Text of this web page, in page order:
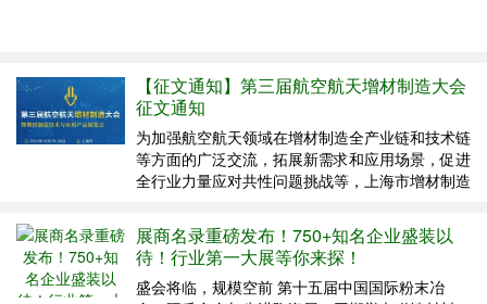
【征文通知】第三届航空航天增材制造大会
征文通知
为加强航空航天领域在增材制造全产业链和技术链
等方面的广泛交流，拓展新需求和应用场景，促进
全行业力量应对共性问题挑战等，上海市增材制造
航空航天增材制造大会。 现面向航空航天领域从
事增材制造的各科研院所科技工作者、高等院...
展商名录重磅发布！750+知名企业盛装以
待！行业第一大展等你来探！
盛会将临，规模空前 第十五届中国国际粉末冶